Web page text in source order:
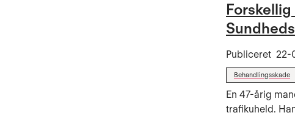
Publiceret 22-
Behandlingsskade
En 47-årig
trafikuheld.